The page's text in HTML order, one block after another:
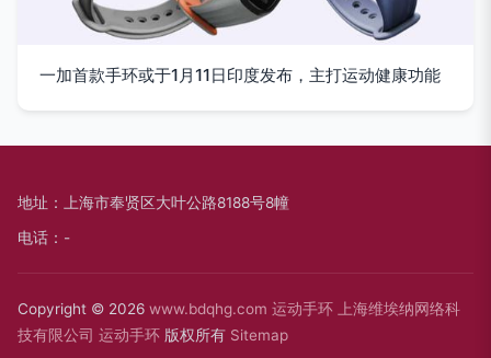
一加首款手环或于1月11日印度发布，主打运动健康功能
地址：上海市奉贤区大叶公路8188号8幢
电话：-
Copyright © 2026 www.bdqhg.com 运动手环
上海维埃纳网络科
技有限公司 运动手环 版权所有 Sitemap